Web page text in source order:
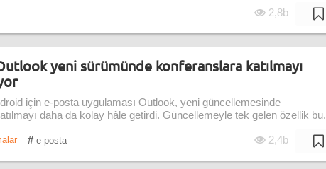
2,8b
yeni sürümünde konferanslara katılmayı
için e-posta uygulaması Outlook, yeni güncellemesinde
daha da kolay hâle getirdi. Güncellemeyle tek gelen özellik bu.
# e-posta 2,4b